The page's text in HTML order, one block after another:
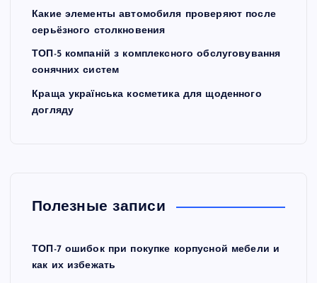
Какие элементы автомобиля проверяют после
серьёзного столкновения
ТОП-5 компаній з комплексного обслуговування
сонячних систем
Краща українська косметика для щоденного
догляду
Полезные записи
ТОП-7 ошибок при покупке корпусной мебели и
как их избежать